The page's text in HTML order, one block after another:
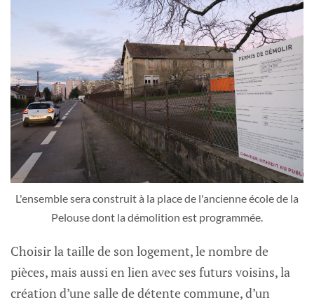
L'ensemble sera construit à la place de l'ancienne école de la
Pelouse dont la démolition est programmée.
Choisir la taille de son logement, le nombre de
pièces, mais aussi en lien avec ses futurs voisins, la
création d’une salle de détente commune, d’un